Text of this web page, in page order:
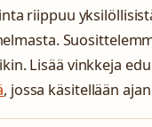
riippuu
Lisää vinkkeja
, jossa käsitellään